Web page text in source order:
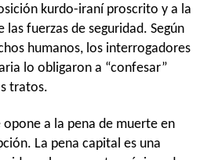
kurdo-iraní proscrito y a la
fuerzas de seguridad. Según
humanos, los interrogadores
lo obligaron a “confesar”
tratos.
a la pena de muerte en
La pena capital es una